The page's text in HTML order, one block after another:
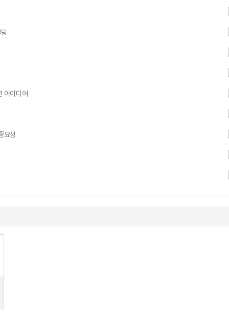
아이디어
요성